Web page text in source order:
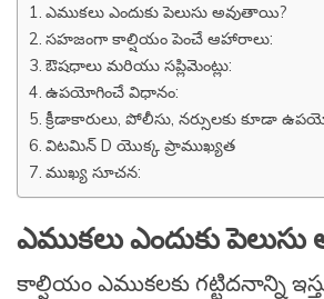
ఎముకలు ఎందుకు పెలుసు అవుతాయి?
సహజంగా కాల్షియం పెంచే ఆహారాలు:
ఔషధాలు మరియు సప్లిమెంట్లు:
ఉపయోగించే విధానం:
క్రీడాకారులు, పోలీసు, నర్సులకు కూడా
విటమిన్ D యొక్క ప్రాముఖ్యత
ముఖ్య సూచన:
ఎముకలు ఎందుకు
కాల్షియం ఎముకలకు గట్టిదనాన్ని